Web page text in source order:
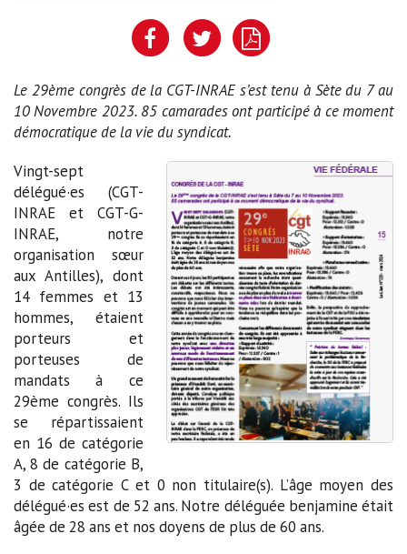
Le 29ème congrès de la CGT-INRAE s’est tenu à Sète du 7 au
10 Novembre 2023. 85 camarades ont participé à ce moment
démocratique de la vie du syndicat.
Vingt-sept
délégué·es (CGT-
INRAE et CGT-G-
INRAE, notre
organisation sœur
aux Antilles), dont
14 femmes et 13
hommes, étaient
porteurs et
porteuses de
mandats à ce
29ème congrès. Ils
se répartissaient
en 16 de catégorie
A, 8 de catégorie B,
3 de catégorie C et 0 non titulaire(s). L’âge moyen des
délégué·es est de 52 ans. Notre déléguée benjamine était
âgée de 28 ans et nos doyens de plus de 60 ans.